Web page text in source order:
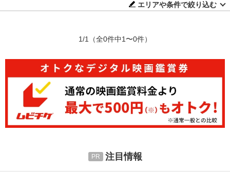
エリアや条件で絞り込む
1/1 （全0件中1〜0件）
注目情報